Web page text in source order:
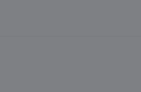
ул. Немига, 5, пом. 39